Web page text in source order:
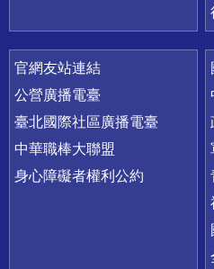
官網友站連結
公營廣播電臺
臺北國際社區廣播電臺
中華職棒大聯盟
身心障礙者權利公約